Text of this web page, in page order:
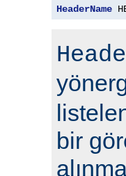
HeaderName
bir